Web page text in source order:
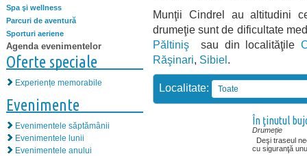
Spa şi wellness
Parcuri de aventură
Sporturi aeriene
Agenda evenimentelor
Oferte speciale
Experiențe memorabile
Evenimente
Evenimentele săptămânii
Evenimentele lunii
Evenimentele anului
Munţii Cindrel au altitudini
drumeţie sunt de dificultate
Păltinişsau din localităţile
Răşinari, Sibiel.
Localitate: Toate
În ţinutul
Drumeție
Deşi traseul
cu siguranţă